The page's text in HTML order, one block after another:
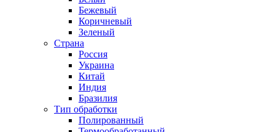
Бежевый
Коричневый
Зеленый
Страна
Россия
Украина
Китай
Индия
Бразилия
Тип обработки
Полированный